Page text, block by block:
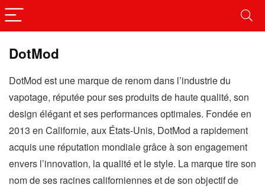
DotMod
DotMod est une marque de renom dans l’industrie du
vapotage, réputée pour ses produits de haute qualité, son
design élégant et ses performances optimales. Fondée en
2013 en Californie, aux États-Unis, DotMod a rapidement
acquis une réputation mondiale grâce à son engagement
envers l’innovation, la qualité et le style. La marque tire son
nom de ses racines californiennes et de son objectif de